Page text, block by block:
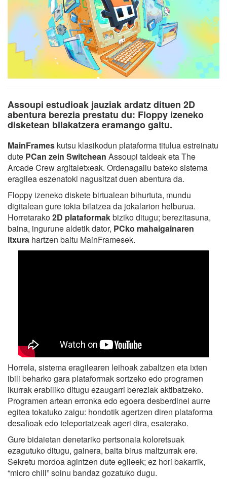
Assoupi estudioak jauziak ardatz dituen 2D
abentura berezia prestatu du: Floppy izeneko
disketean bilakatzera eramango gaitu.
MainFrames kutsu klasikodun plataforma titulua estreinatu
dute PCan zein Switchean Assoupi taldeak eta The
Arcade Crew argitaletxeak. Ordenagailu bateko sistema
eragilea eszenatoki nagusitzat duen abentura da.
Floppy izeneko diskete birtualean bihurtuta, mundu
digitalean gure tokia bilatzea da jokalarion helburua.
Horretarako2D plataformakbiziko ditugu; berezitasuna,
baina, ingurune aldetik dator, PCko mahaigainaren
itxura hartzen baitu MainFramesek.
Horrela, sistema eragilearen leihoak zabaltzen eta ixten
ibili beharko gara plataformak sortzeko edo programen
ikurrak erabiliko ditugu ezaugarri bereziak aktibatzeko.
Programen artean erronka edo egoera desberdinei aurre
egitea tokatuko zaigu: hondotik agertzen diren plataforma
desafioak edo teleportatzeak ageri dira, esaterako.
Gure bidaietan denetariko pertsonaia koloretsuak
ezagutuko ditugu, gainera, baita birus maltzurrak ere.
Sekretu mordoa agintzen dute egileek; ez hori bakarrik,
“micro chill” soinu bandaz gozatuko dugu.